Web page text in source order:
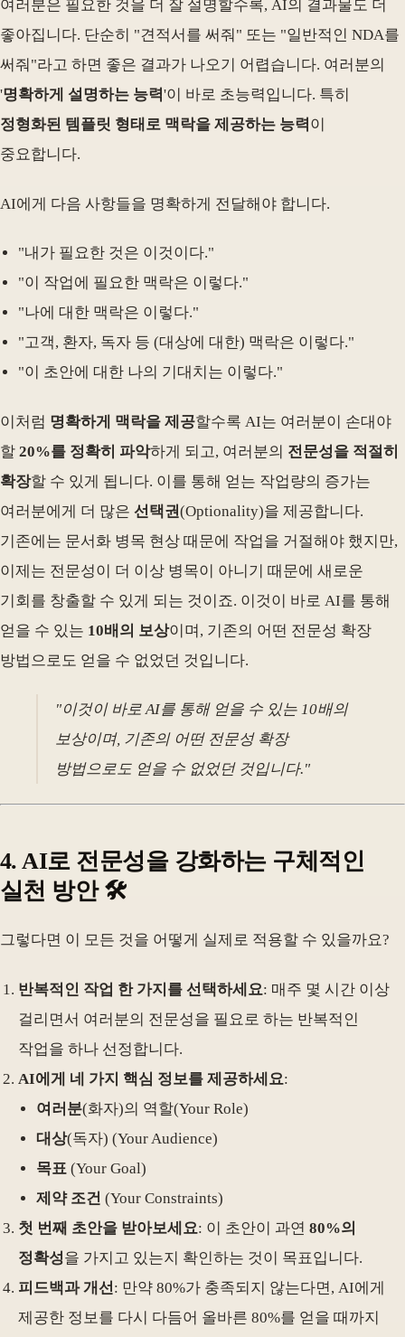
여러분은 필요한 것을 더 잘 설명할수록, AI의 결과물도 더
좋아집니다. 단순히 "견적서를 써줘" 또는 "일반적인 NDA를
써줘"라고 하면 좋은 결과가 나오기 어렵습니다. 여러분의
'명확하게 설명하는 능력'이 바로 초능력입니다. 특히
정형화된 템플릿 형태로 맥락을 제공하는 능력이
중요합니다.
AI에게 다음 사항들을 명확하게 전달해야 합니다.
"내가 필요한 것은 이것이다."
"이 작업에 필요한 맥락은 이렇다."
"나에 대한 맥락은 이렇다."
"고객, 환자, 독자 등 (대상에 대한) 맥락은 이렇다."
"이 초안에 대한 나의 기대치는 이렇다."
이처럼 명확하게 맥락을 제공할수록 AI는 여러분이 손대야
할 20%를 정확히 파악하게 되고, 여러분의 전문성을 적절히
확장할 수 있게 됩니다. 이를 통해 얻는 작업량의 증가는
여러분에게 더 많은 선택권 (Optionality)을 제공합니다.
기존에는 문서화 병목 현상 때문에 작업을 거절해야 했지만,
이제는 전문성이 더 이상 병목이 아니기 때문에 새로운
기회를 창출할 수 있게 되는 것이죠. 이것이 바로 AI를 통해
얻을 수 있는 10배의 보상이며, 기존의 어떤 전문성 확장
방법으로도 얻을 수 없었던 것입니다.
"이것이 바로 AI를 통해 얻을 수 있는 10배의
보상이며, 기존의 어떤 전문성 확장
방법으로도 얻을 수 없었던 것입니다."
4. AI로 전문성을 강화하는 구체적인
실천 방안 🛠️
그렇다면 이 모든 것을 어떻게 실제로 적용할 수 있을까요?
반복적인 작업 한 가지를 선택하세요: 매주 몇 시간 이상
걸리면서 여러분의 전문성을 필요로 하는 반복적인
작업을 하나 선정합니다.
AI에게 네 가지 핵심 정보를 제공하세요:
여러분(화자)의 역할(Your Role)
대상(독자) (Your Audience)
목표 (Your Goal)
제약 조건 (Your Constraints)
첫 번째 초안을 받아보세요: 이 초안이 과연 80%의
정확성을 가지고 있는지 확인하는 것이 목표입니다.
피드백과 개선: 만약 80%가 충족되지 않는다면, AI에게
제공한 정보를 다시 다듬어 올바른 80%를 얻을 때까지